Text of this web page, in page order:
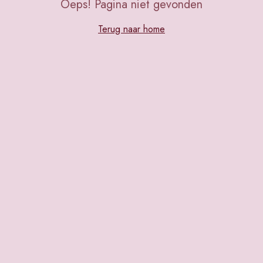
Oeps! Pagina niet gevonden
Terug naar home